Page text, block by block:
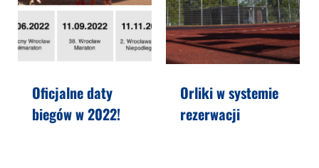
Oficjalne daty
biegów w 2022!
Orliki w systemie
rezerwacji